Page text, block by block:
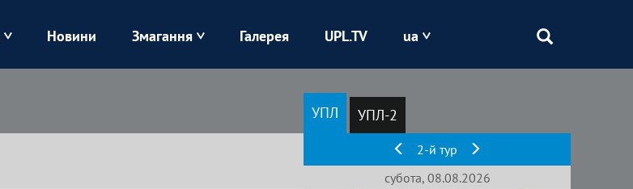
Колос Кривбас
Оболонь
Новини Змагання Галерея UPL.TV ua
УПЛ УПЛ-2
2-й тур
субота, 08.08.2026